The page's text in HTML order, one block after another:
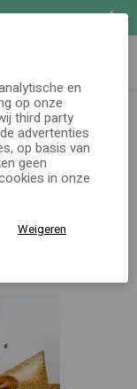
te gaan.
te bestaan. Ga
ons op. We
en
op onze
third party
advertenties
op basis van
geen
in onze
Weigeren